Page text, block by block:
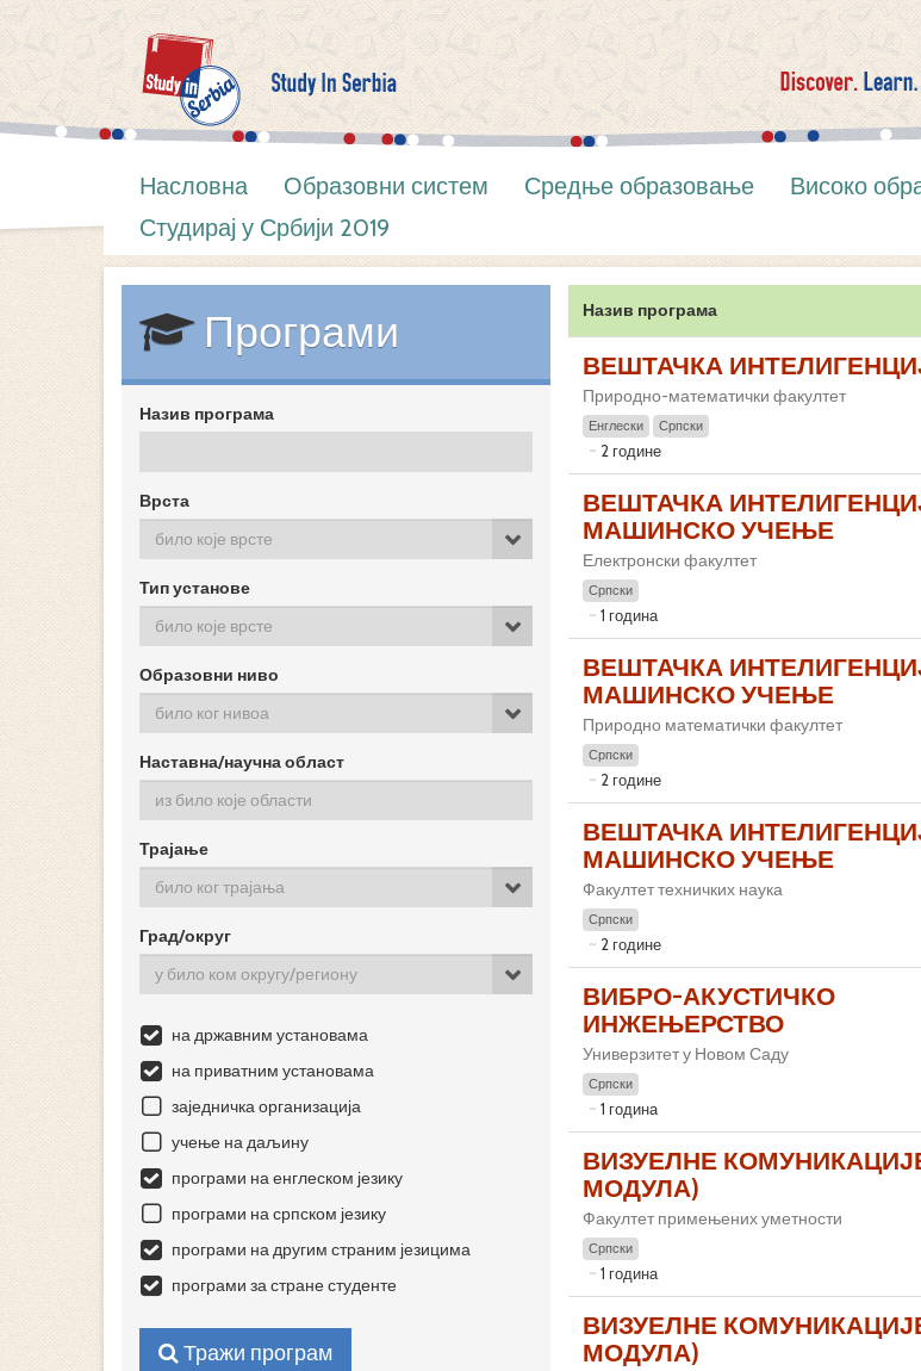
Насловна Образовни систем Средње образовање Високо
Студирај у Србији 2019
Програми
Назив програма
Врста
било које врсте
Тип установе
било које врсте
Образовни ниво
било ког нивоа
Наставна/научна област
Трајање
било ког трајања
Град/округ
у било ком округу/региону
на државним установама
на приватним установама
заједничка организација
учење на даљину
програми на енглеском језику
програми на српском језику
програми на другим страним језицима
програми за стране студенте
Тражи програм
Назив програма
ВЕШТАЧКА
Природно-математички факултет
Енглески Српски
2 године
ВЕШТАЧКА
МАШИНСКО УЧЕЊЕ
Електронски факултет
Српски
1 година
ВЕШТАЧКА
МАШИНСКО УЧЕЊЕ
Природно математички факултет
Српски
2 године
ВЕШТАЧКА
МАШИНСКО УЧЕЊЕ
Факултет техничких наука
Српски
2 године
ВИБРО-АКУСТИЧКО
ИНЖЕЊЕРСТВО
Универзитет у Новом Саду
Српски
1 година
ВИЗУЕЛНЕ
МОДУЛА)
Факултет примењених уметности
Српски
1 година
ВИЗУЕЛНЕ
МОДУЛА)